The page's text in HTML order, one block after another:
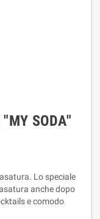
SODA"
Lo speciale
anche dopo
e comodo